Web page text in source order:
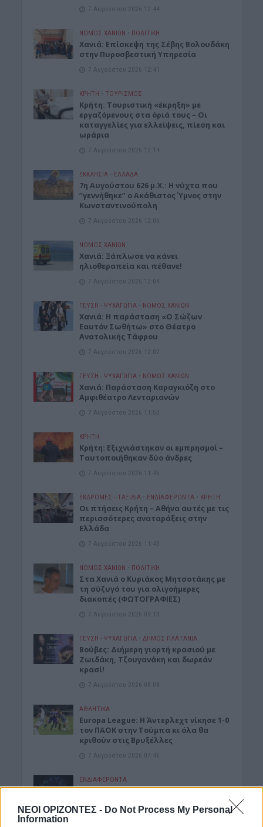
ΝΕΟΙ ΟΡΙΖΟΝΤΕΣ - Do Not Process My Personal
Information
7 Αυγούστου 2026 12:44
ΝΟΜΌΣ ΧΑΝΊΩΝ • ΠΟΛΙΤΙΚΗ
Xανιά: Επίσκεψη της Σέβης Βολουδάκη
στην Πυροσβεστική Υπηρεσία
7 Αυγούστου 2026 12:41
ΚΡΗΤΗ • ΤΟΥΡΙΣΜΟΣ
Κρήτη: Τουριστική «έκρηξη» με
εργαζόμενους στα όριά τους – Οι
καταγγελίες για ελλείψεις, πίεση και
ωράρια
7 Αυγούστου 2026 12:14
ΕΚΚΛΗΣΙΑ • ΕΛΛΑΔΑ
7η Αυγούστου 626 μ.Χ.: Η νύχτα που
“γεννήθηκε” ο Ακάθιστος Ύμνος στην
Κωνσταντινούπολη
7 Αυγούστου 2026 12:06
ΝΟΜΌΣ ΧΑΝΊΩΝ
Χανιά: Ξάπλωσε να κάνει
ηλιοθεραπεία και πέθανε!
7 Αυγούστου 2026 12:04
ΓΕΎΣΗ - ΨΥΧΑΓΩΓΊΑ • ΝΟΜΌΣ ΧΑΝΊΩΝ
Χανιά: Η παράσταση «Ο Σώζων
Εαυτόν Σωθήτω» στο Θέατρο
Ανατολικής Τάφρου
7 Αυγούστου 2026 12:02
ΓΕΎΣΗ - ΨΥΧΑΓΩΓΊΑ • ΝΟΜΌΣ ΧΑΝΊΩΝ
Xανιά: Παράσταση Καραγκιόζη στο
Αμφιθέατρο Λενταριανών
7 Αυγούστου 2026 11:50
ΚΡΗΤΗ
Κρήτη: Εξιχνιάστηκαν οι εμπρησμοί –
Ταυτοποιήθηκαν δύο άνδρες
7 Αυγούστου 2026 11:45
ΕΚΔΡΟΜΈΣ - ΤΑΞΊΔΙΑ • ΕΝΔΙΑΦΕΡΟΝΤΑ • ΚΡΗΤΗ
Οι πτήσεις Κρήτη – Αθήνα αυτές με τις
περισσότερες αναταράξεις στην
Ελλάδα
7 Αυγούστου 2026 11:43
ΝΟΜΌΣ ΧΑΝΊΩΝ • ΠΟΛΙΤΙΚΗ
Στα Χανιά ο Κυριάκος Μητσοτάκης με
τη σύζυγό του για ολιγοήμερες
διακοπές (ΦΩΤΟΓΡΑΦΙΕΣ)
7 Αυγούστου 2026 09:13
ΓΕΎΣΗ - ΨΥΧΑΓΩΓΊΑ • ΔΉΜΟΣ ΠΛΑΤΑΝΙΆ
Βούβες: Διήμερη γιορτή κρασιού με
Ζωιδάκη, Τζουγανάκη και δωρεάν
κρασί!
7 Αυγούστου 2026 08:08
ΑΘΛΗΤΙΚΑ
Europa League: Η Άντερλεχτ νίκησε 1-0
τον ΠΑΟΚ στην Τούμπα κι όλα θα
κριθούν στις Βρυξέλλες
7 Αυγούστου 2026 07:46
ΕΝΔΙΑΦΕΡΟΝΤΑ
Tα ζώδια της Παρασκευής 7